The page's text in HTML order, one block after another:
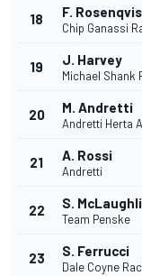
18 F.
Chip Ganassi
19 J. Harvey
Michael Shank
20 M. Andretti
Andretti Herta
21 A. Rossi
Andretti
22 S.
Team Penske
23 S. Ferrucci
Dale Coyne